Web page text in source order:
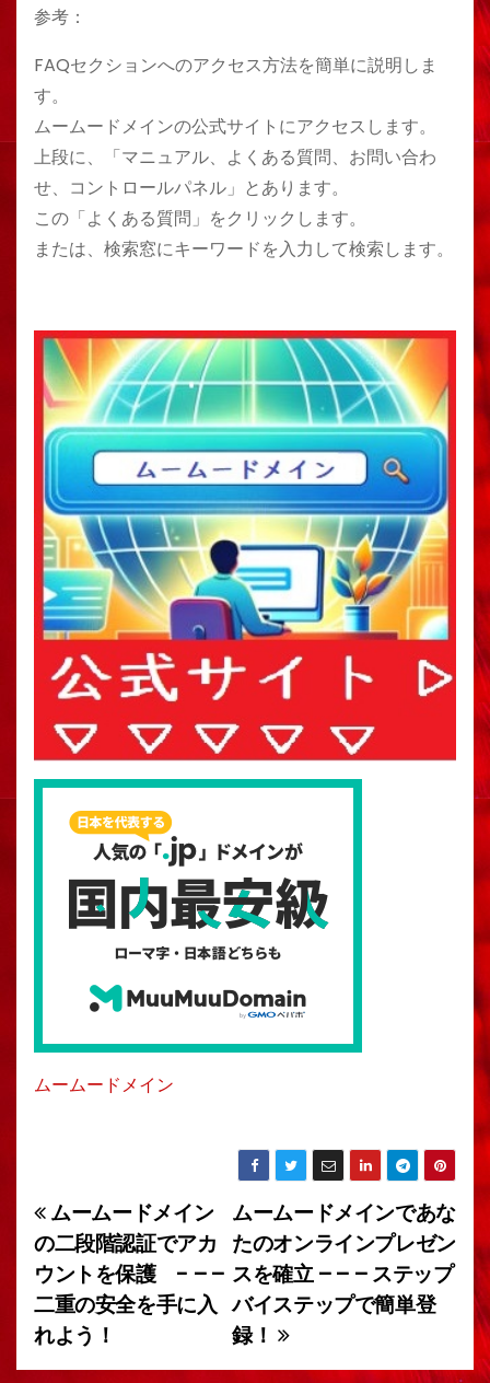
参考：
FAQセクションへのアクセス方法を簡単に説明しま
す。
ムームードメインの公式サイトにアクセスします。
上段に、「マニュアル、よくある質問、お問い合わ
せ、コントロールパネル」とあります。
この「よくある質問」をクリックします。
または、検索窓にキーワードを入力して検索します。
ムームードメイン
投
稿
ナ
ビ
ムームードメインであな
たのオンラインプレゼン
スを確立 – – – ステップ
バイステップで簡単登
録！
ムームードメイン
の二段階認証でアカ
ウントを保護 - – –
二重の安全を手に入
れよう！